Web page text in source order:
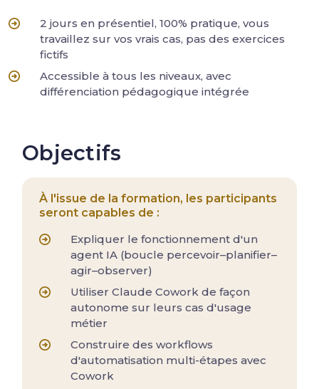
2 jours en présentiel, 100% pratique, vous
travaillez sur vos vrais cas, pas des exercices
fictifs
Accessible à tous les niveaux, avec
différenciation pédagogique intégrée
Objectifs
À l'issue de la formation, les participants
seront capables de :
Expliquer le fonctionnement d'un
agent IA (boucle percevoir–planifier–
agir–observer)
Utiliser Claude Cowork de façon
autonome sur leurs cas d'usage
métier
Construire des workflows
d'automatisation multi-étapes avec
Cowork